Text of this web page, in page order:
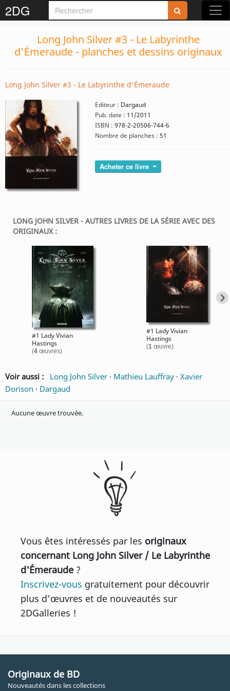
2DG
Long John Silver #3 - Le Labyrinthe
d'Émeraude - planches et dessins originaux
Long John Silver #3 - Le Labyrinthe d'Émeraude
Editeur : Dargaud
Pub. date : 11/2011
ISBN : 978-2-20506-744-6
Nombre de planches : 51
Acheter ce livre
LONG JOHN SILVER - AUTRES LIVRES DE LA SÉRIE AVEC DES
ORIGINAUX :
#1 Lady Vivian
Hastings
(4œuvres)
#1 Lady Vivian
Hastings
(1 œuvre)
Voir aussi : Long John Silver · Mathieu Lauffray · Xavier
Dorison · Dargaud
Aucune œuvre trouvée.
Vous êtes intéressés par les originaux
concernant Long John Silver / Le Labyrinthe
d'Émeraude ?
Inscrivez-vous gratuitement pour découvrir
plus d’œuvres et de nouveautés sur
2DGalleries !
Originaux de BD
Nouveautés dans les collections